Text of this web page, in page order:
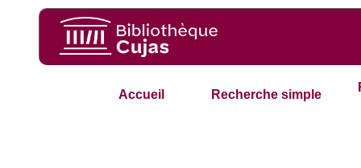
Accueil Recherche simple